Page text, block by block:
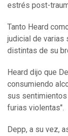
estrés post-
Tanto Heard
judicial de varias
distintas de su
Heard dijo que
consumiendo
sus
furias violentas".
Depp, a su vez,